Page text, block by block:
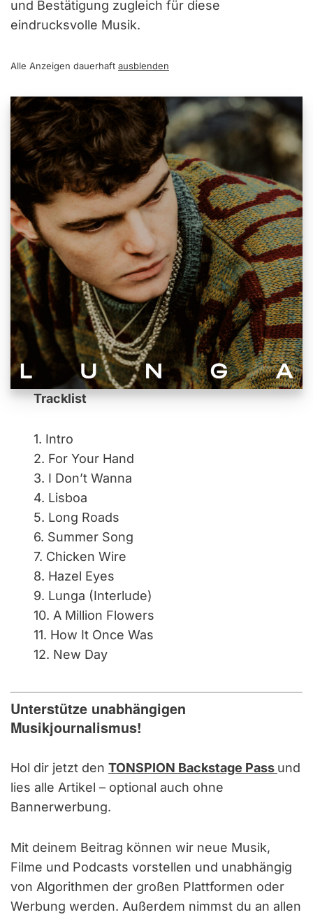
und Bestätigung zugleich für diese
eindrucksvolle Musik.
Alle Anzeigen dauerhaft ausblenden
Tracklist
1. Intro
2. For Your Hand
3. I Don’t Wanna
4. Lisboa
5. Long Roads
6. Summer Song
7. Chicken Wire
8. Hazel Eyes
9. Lunga (Interlude)
10. A Million Flowers
11. How It Once Was
12. New Day
Unterstütze unabhängigen
Musikjournalismus!
Hol dir jetzt den TONSPION Backstage Pass und
lies alle Artikel – optional auch ohne
Bannerwerbung.
Mit deinem Beitrag können wir neue Musik,
Filme und Podcasts vorstellen und unabhängig
von Algorithmen der großen Plattformen oder
Werbung werden. Außerdem nimmst du an allen